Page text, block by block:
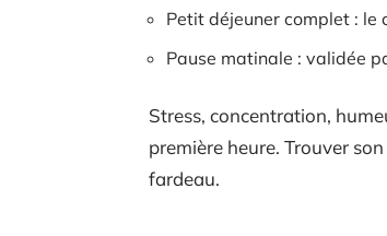
Petit déjeuner complet :
Pause matinale : validée
Stress, concentration,
première heure. Trouver
fardeau.